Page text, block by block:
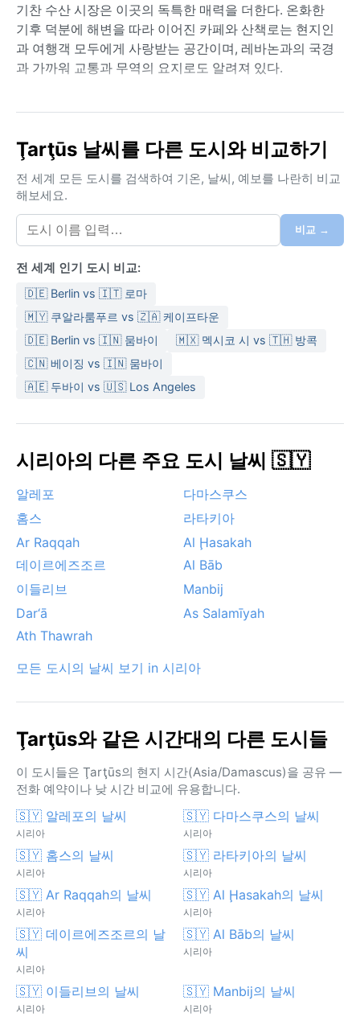
기찬 수산 시장은 이곳의 독특한 매력을 더한다. 온화한
기후 덕분에 해변을 따라 이어진 카페와 산책로는 현지인
과 여행객 모두에게 사랑받는 공간이며, 레바논과의 국경
과 가까워 교통과 무역의 요지로도 알려져 있다.
기후에 속한다. 여름은 덥고 건조하며 평균 기온이 30°C
겨울은 온화하고 습하며, 12월부터 2월까지 비가 집중된
다. 연간 강수량은 약 800mm로 대부분 겨울철에 내리며,
여름에는 습도가 낮아 쾌적하다. 여행 시 여름에는 린넨
이나 면 소재의 가벼운 옷이 적합하고, 겨울에는 얇은 자
켓이나 우산을 챙기는 것이 좋다.
을(9~11월)이다. 이때는 기온이 20~25°C로 온화하고 비
도 드물어 야외 활동에 이상적이다. 겨울에는 북서쪽에서
불어오는 한랭 전선이 강풍과 함께 호우를 몰고 오기도
하지만, 눈은 거의 내리지 않는다. 때때로 사하라 사막에
서 불어오는 시로코(햄신) 바람이 먼지와 열기를 실어와
기온이 일시적으로 오르는 현상이 나타나기도 한다. 타르
투스는 허리케인이나 몬순 같은 극단적인 기상 현상에서
Ţarţūs 날씨를 다른 도시와 비교하기
전 세계 모든 도시를 검색하여 기온, 날씨, 예보를 나란히 비교
해보세요.
비교 →
전 세계 인기 도시 비교:
🇩🇪 Berlin vs 🇮🇹 로마
🇲🇾 쿠알라룸푸르 vs 🇿🇦 케이프타운
🇩🇪 Berlin vs 🇮🇳 뭄바이
🇲🇽 멕시코 시 vs 🇹🇭 방콕
🇨🇳 베이징 vs 🇮🇳 뭄바이
🇦🇪 두바이 vs 🇺🇸 Los Angeles
시리아의 다른 주요 도시 날씨 🇸🇾
알레포
다마스쿠스
홈스
라타키아
Ar Raqqah
Al Ḩasakah
데이르에즈조르
Al Bāb
이들리브
Manbij
Dar‘ā
As Salamīyah
Ath Thawrah
모든 도시의 날씨 보기 in 시리아
Ţarţūs와 같은 시간대의 다른 도시들
이 도시들은 Ţarţūs의 현지 시간(Asia/Damascus)을 공유 —
전화 예약이나 낮 시간 비교에 유용합니다.
🇸🇾 알레포의 날씨
시리아
🇸🇾 다마스쿠스의 날씨
시리아
🇸🇾 홈스의 날씨
시리아
🇸🇾 라타키아의 날씨
시리아
🇸🇾 Ar Raqqah의 날씨
시리아
🇸🇾 Al Ḩasakah의 날씨
시리아
🇸🇾 데이르에즈조르의 날
씨
시리아
🇸🇾 Al Bāb의 날씨
시리아
🇸🇾 이들리브의 날씨
시리아
🇸🇾 Manbij의 날씨
시리아